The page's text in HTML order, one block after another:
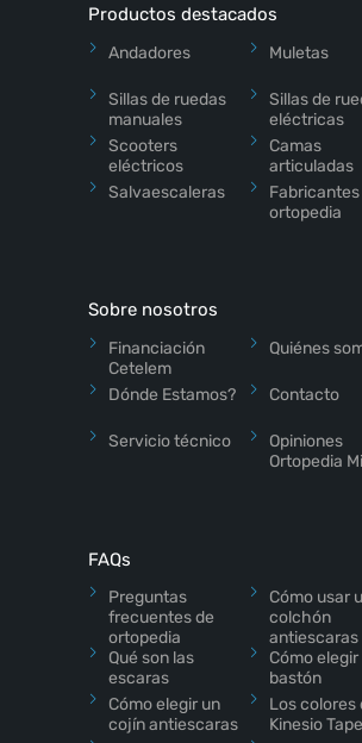
Productos destacados
Andadores Muletas
Sillas de ruedas
manuales
Sillas de
eléctricas
Scooters
eléctricos
Camas
articuladas
Salvaescaleras
Fabricantes
ortopedia
Sobre nosotros
Financiación
Cetelem
Quiénes
Dónde Estamos? Contacto
Servicio técnico
Opiniones
Ortopedia
FAQs
Preguntas
frecuentes de
ortopedia
Cómo usar
colchón
antiescaras
Qué son las
escaras
Cómo elegir
bastón
Cómo elegir un
cojín antiescaras
Los colores
Kinesio Tape